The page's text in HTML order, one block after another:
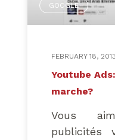
GOOGLE
FEBRUARY 18, 2013
Youtube
marche?
Vous
publicités